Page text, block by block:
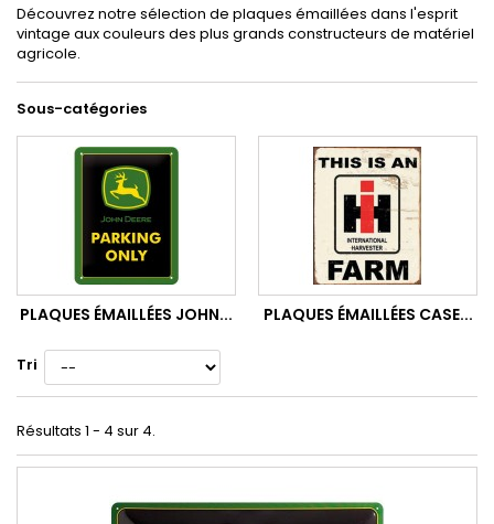
Découvrez notre sélection de plaques émaillées dans l'esprit
vintage aux couleurs des plus grands constructeurs de matériel
agricole.
Sous-catégories
PLAQUES ÉMAILLÉES JOHN... PLAQUES ÉMAILLÉES CASE...
Tri
Résultats 1 - 4 sur 4.